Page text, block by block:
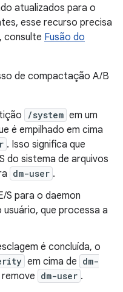
atualizados para o
esse recurso precisa
consulte Fusão do
de compactação A/B
/system em um
é empilhado em cima
. Isso significa que
do sistema de arquivos
dm-user .
S para o daemon
que processa a
é concluída, o
em cima de dm-
remove dm-user .